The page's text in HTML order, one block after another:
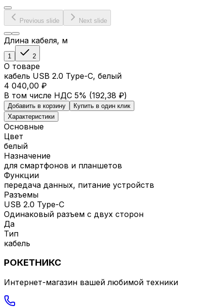
Previous slide Next slide
Длина кабеля, м
1 2
О товаре
кабель USB 2.0 Type-C, белый
4 040,00 ₽
В том числе НДС 5% (192,38 ₽)
Добавить в корзину
Купить в один клик
Характеристики
Основные
Цвет
белый
Назначение
для смартфонов и планшетов
Функции
передача данных, питание устройств
Разъемы
USB 2.0 Type-C
Одинаковый разъем с двух сторон
Да
Тип
кабель
РОКЕТНИКС
Интернет-магазин вашей любимой техники